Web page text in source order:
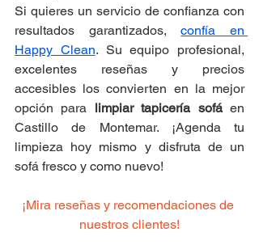
Si quieres un servicio de confianza con
resultados garantizados, confía en
Happy Clean. Su equipo profesional,
excelentes reseñas y precios
accesibles los convierten en la mejor
opción para limpiar tapicería sofá en
Castillo de Montemar. ¡Agenda tu
limpieza hoy mismo y disfruta de un
sofá fresco y como nuevo!
¡Mira reseñas y recomendaciones de
nuestros clientes!